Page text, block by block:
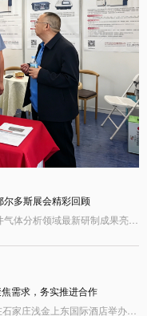
尔多斯展会精彩回顾
需求，务实推进合作